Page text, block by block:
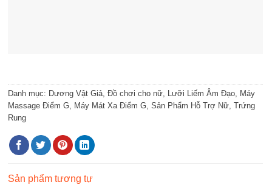
Danh mục: Dương Vật Giả, Đồ chơi cho nữ, Lưỡi Liếm Âm Đạo, Máy
Massage Điểm G, Máy Mát Xa Điểm G, Sản Phẩm Hỗ Trợ Nữ, Trứng
Rung
Sản phẩm tương tự